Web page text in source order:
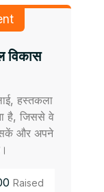
विकास
हस्तकला
है, जिससे वे
सकें और अपने
Raised